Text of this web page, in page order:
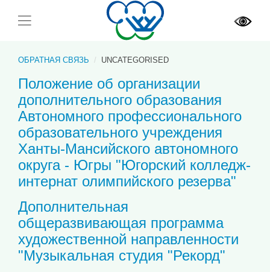
ОБРАТНАЯ СВЯЗЬ UNCATEGORISED
Положение об организации
дополнительного образования
Автономного профессионального
образовательного учреждения
Ханты-Мансийского автономного
округа - Югры "Югорский колледж-
интернат олимпийского резерва"
Дополнительная
общеразвивающая программа
художественной направленности
"Музыкальная студия "Рекорд"